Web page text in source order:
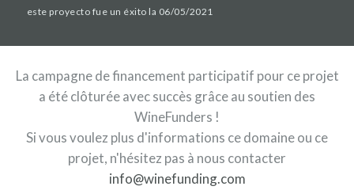
este proyecto fue un éxito la 06/05/2021
La campagne de financement participatif pour ce projet
a été clôturée avec succès grâce au soutien des
WineFunders !
Si vous voulez plus d'informations ce domaine ou ce
projet, n'hésitez pas à nous contacter
info@winefunding.com